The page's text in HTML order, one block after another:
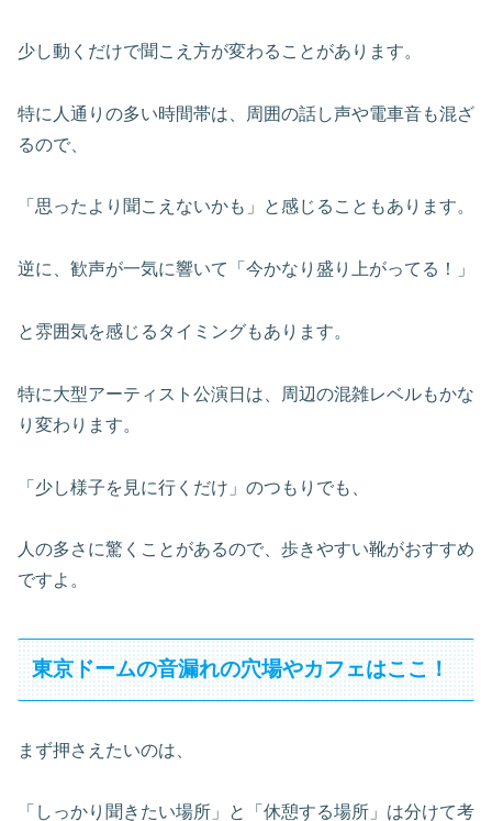
少し動くだけで聞こえ方が変わることがあります。
特に人通りの多い時間帯は、周囲の話し声や電車音も混ざ
るので、
「思ったより聞こえないかも」と感じることもあります。
逆に、歓声が一気に響いて「今かなり盛り上がってる！」
と雰囲気を感じるタイミングもあります。
特に大型アーティスト公演日は、周辺の混雑レベルもかな
り変わります。
「少し様子を見に行くだけ」のつもりでも、
人の多さに驚くことがあるので、歩きやすい靴がおすすめ
ですよ。
東京ドームの音漏れの穴場やカフェはここ！
まず押さえたいのは、
「しっかり聞きたい場所」と「休憩する場所」は分けて考